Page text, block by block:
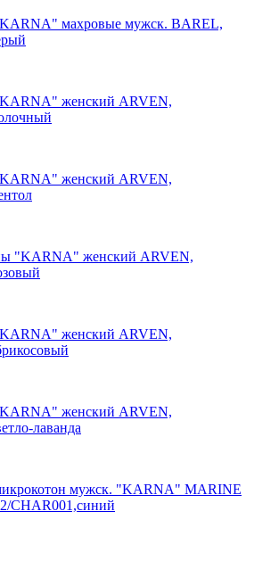
махровые мужск. BAREL,
женский ARVEN,
женский ARVEN,
"KARNA" женский ARVEN,
женский ARVEN,
женский ARVEN,
лаванда
мужск. "KARNA" MARINE
CHAR001,синий